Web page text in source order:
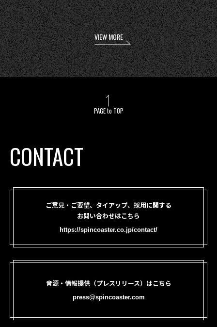
VIEW MORE
PAGE to TOP
CONTACT
ご意見・ご要望、タイアップ、採用に関する
お問い合わせはこちら
https://spincoaster.co.jp/contact/
音源・情報提供（プレスリリース）はこちら
press@spincoaster.com